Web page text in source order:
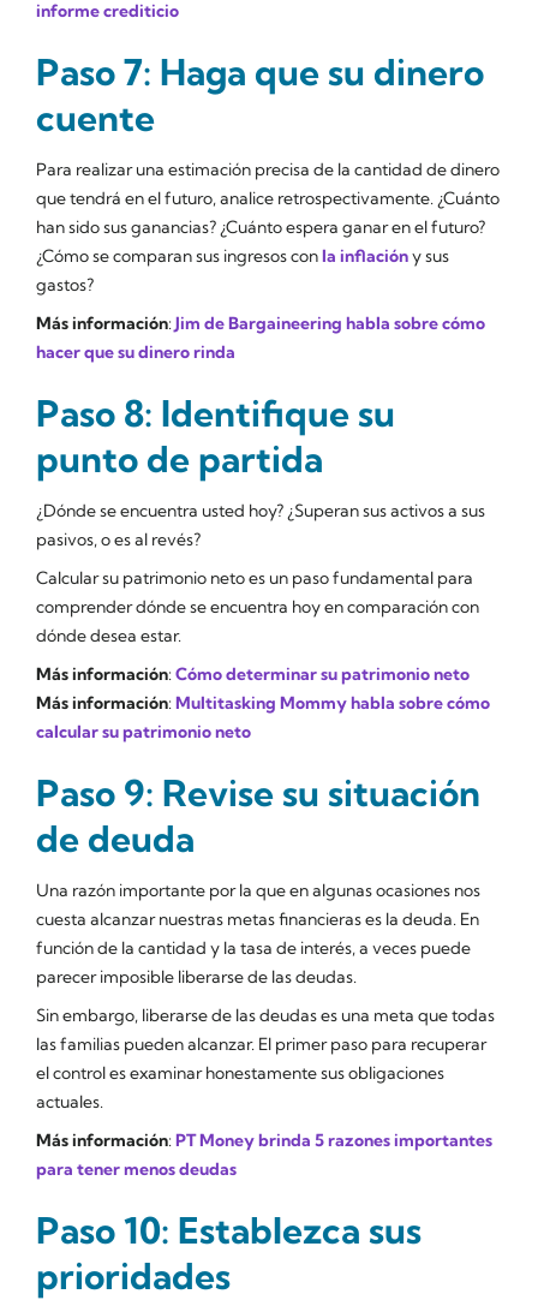
informe crediticio
Paso 7: Haga que su dinero
cuente
Para realizar una estimación precisa de la cantidad de dinero
que tendrá en el futuro, analice retrospectivamente. ¿Cuánto
han sido sus ganancias? ¿Cuánto espera ganar en el futuro?
¿Cómo se comparan sus ingresos conla inflacióny sus
gastos?
Más información: Jim de Bargaineering habla sobre cómo
hacer que su dinero rinda
Paso 8: Identifique su
punto de partida
¿Dónde se encuentra usted hoy? ¿Superan sus activos a sus
pasivos, o es al revés?
Calcular su patrimonio neto es un paso fundamental para
comprender dónde se encuentra hoy en comparación con
dónde desea estar.
Más información: Cómo determinar su patrimonio neto
Más información: Multitasking Mommy habla sobre cómo
calcular su patrimonio neto
Paso 9: Revise su situación
de deuda
Una razón importante por la que en algunas ocasiones nos
cuesta alcanzar nuestras metas financieras es la deuda. En
función de la cantidad y la tasa de interés, a veces puede
parecer imposible liberarse de las deudas.
Sin embargo, liberarse de las deudas es una meta que todas
las familias pueden alcanzar. El primer paso para recuperar
el control es examinar honestamente sus obligaciones
actuales.
Más información: PT Money brinda 5 razones importantes
para tener menos deudas
Paso 10: Establezca sus
prioridades